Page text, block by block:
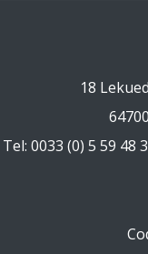
18
Tel: 0033 (0) 5 59 48